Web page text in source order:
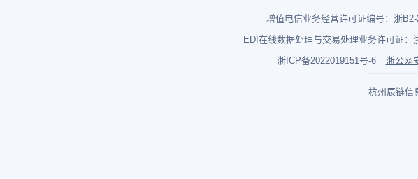
增值电信业务经营许可证编号：浙
EDI在线数据处理与交易处理业务许可证：
浙ICP备2022019151号-6
浙公网
杭州辰链信